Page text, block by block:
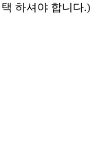
하셔야 합니다.)